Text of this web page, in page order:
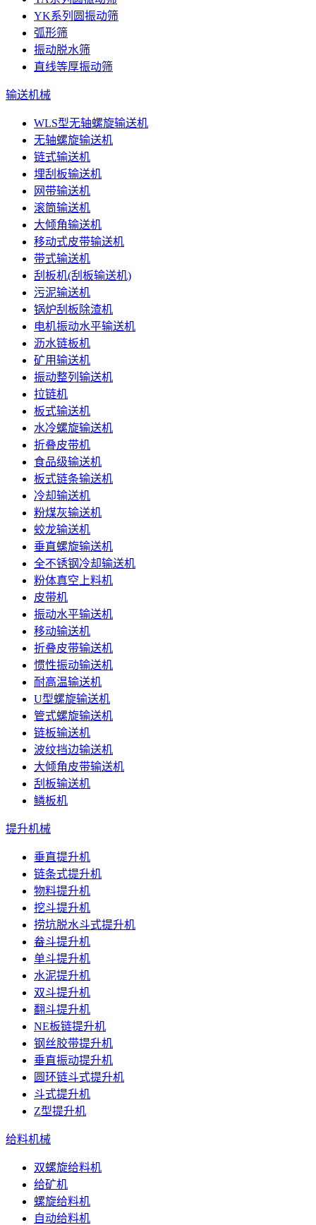
YK系列圆振动筛
弧形筛
振动脱水筛
直线等厚振动筛
输送机械
WLS型无轴螺旋输送机
无轴螺旋输送机
链式输送机
埋刮板输送机
网带输送机
滚筒输送机
大倾角输送机
移动式皮带输送机
带式输送机
刮板机(刮板输送机)
污泥输送机
锅炉刮板除渣机
电机振动水平输送机
沥水链板机
矿用输送机
振动整列输送机
拉链机
板式输送机
水冷螺旋输送机
折叠皮带机
食品级输送机
板式链条输送机
冷却输送机
粉煤灰输送机
蛟龙输送机
垂直螺旋输送机
全不锈钢冷却输送机
粉体真空上料机
皮带机
振动水平输送机
移动输送机
折叠皮带输送机
惯性振动输送机
耐高温输送机
U型螺旋输送机
管式螺旋输送机
链板输送机
波纹挡边输送机
大倾角皮带输送机
刮板输送机
鳞板机
提升机械
垂直提升机
链条式提升机
物料提升机
挖斗提升机
捞坑脱水斗式提升机
畚斗提升机
单斗提升机
水泥提升机
双斗提升机
翻斗提升机
NE板链提升机
钢丝胶带提升机
垂直振动提升机
圆环链斗式提升机
斗式提升机
Z型提升机
给料机械
双螺旋给料机
给矿机
螺旋给料机
自动给料机